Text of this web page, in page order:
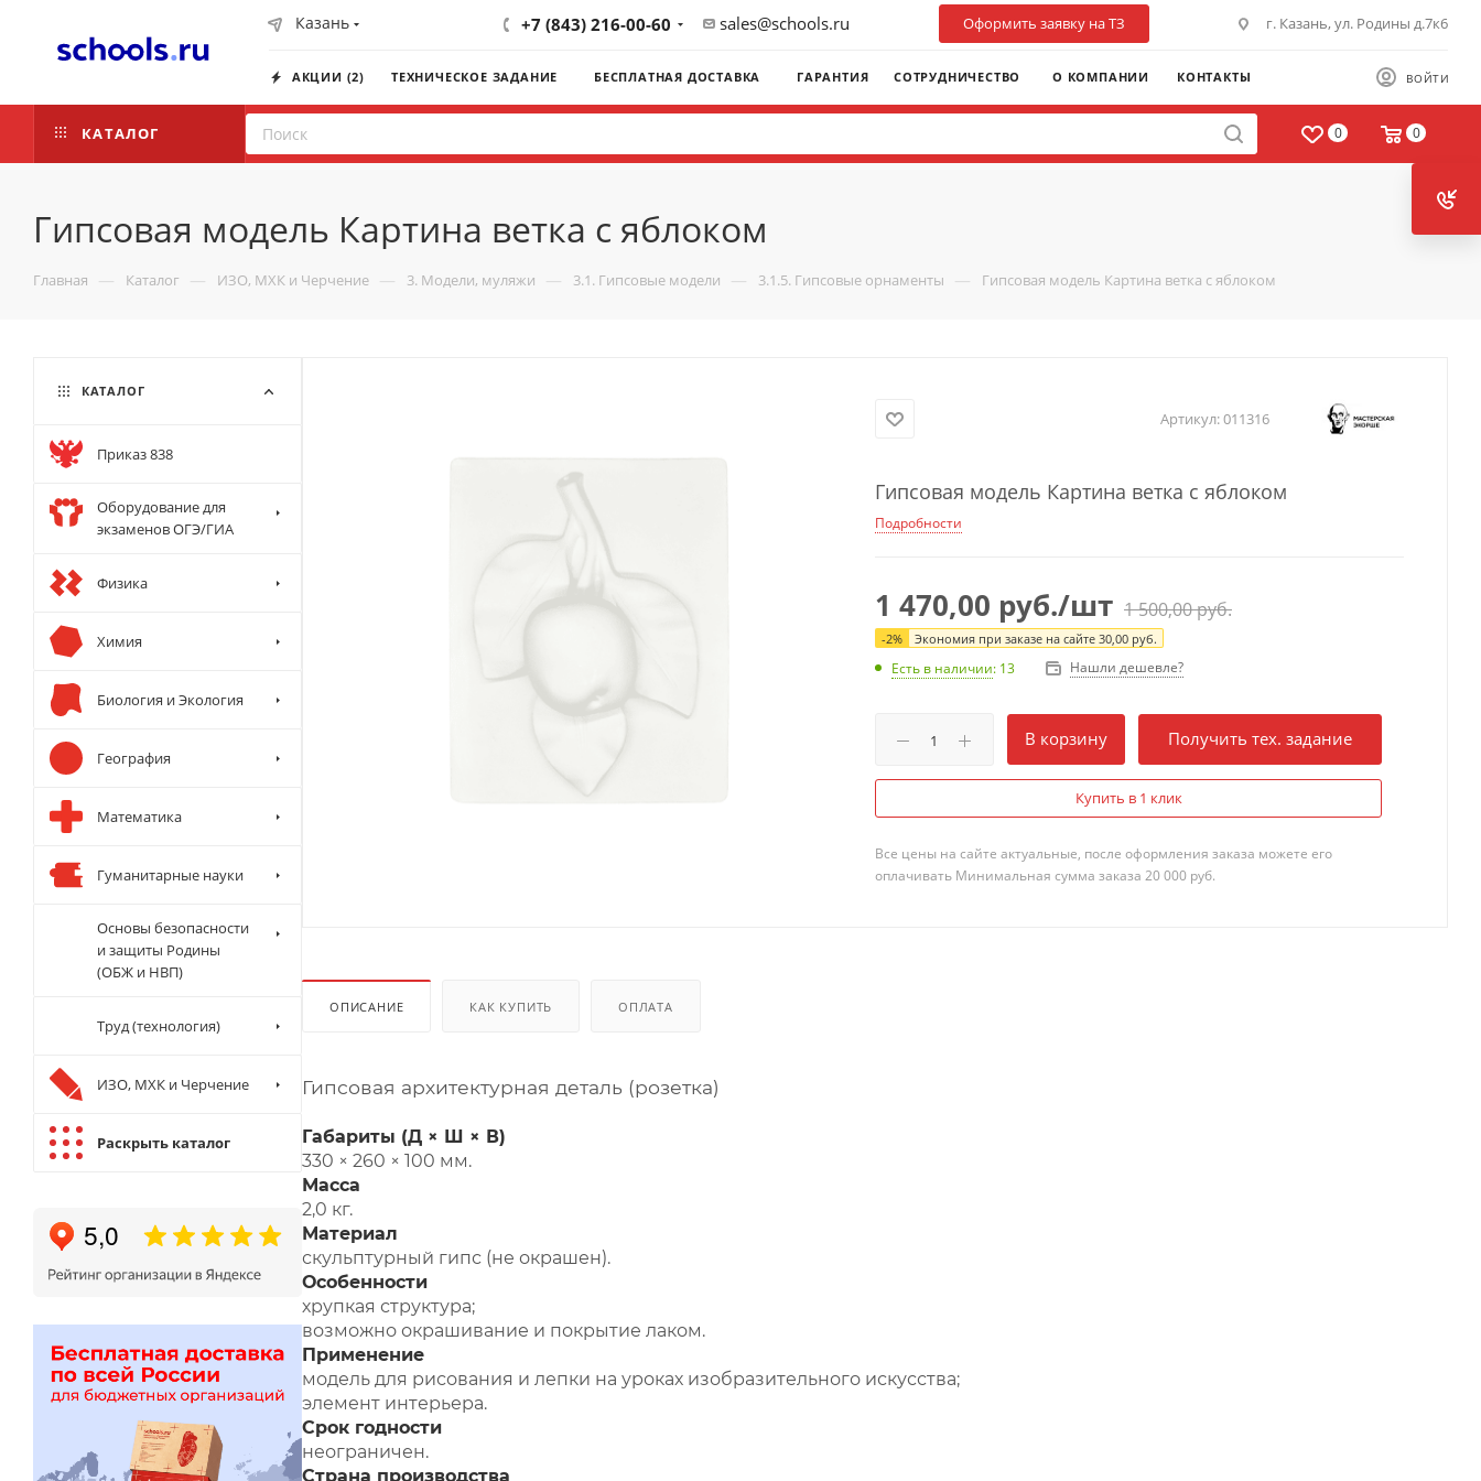
Казань +7 (843) 216-00-60 sales@schools.ru Оформить заявку на ТЗ г. Казань, ул. Родины д.7к6
ВОЙТИ
АКЦИИ (2) ТЕХНИЧЕСКОЕ ЗАДАНИЕ БЕСПЛАТНАЯ ДОСТАВКА ГАРАНТИЯ СОТРУДНИЧЕСТВО О КОМПАНИИ КОНТАКТЫ
0 0
КАТАЛОГ
Гипсовая модель Картина ветка с яблоком
Главная — Каталог — ИЗО, МХК и Черчение — 3. Модели, муляжи — 3.1. Гипсовые модели — 3.1.5. Гипсовые орнаменты — Гипсовая модель Картина ветка с яблоком
Артикул:011316
Гипсовая модель Картина ветка с яблоком
Подробности
1 470,00 руб./шт 1 500,00руб.
-2% Экономия при заказе на сайте 30,00 руб.
Есть в наличии: 13 Нашли дешевле?
В корзину Получить тех. задание
Купить в 1 клик
Все цены на сайте актуальные, после оформления заказа можете его
оплачивать Минимальная сумма заказа 20 000 руб.
ОПИСАНИЕ КАК КУПИТЬ ОПЛАТА
Гипсовая архитектурная деталь (розетка)
Габариты (Д × Ш × В)
330 × 260 × 100 мм.
Масса
2,0 кг.
Материал
скульптурный гипс (не окрашен).
Особенности
хрупкая структура;
возможно окрашивание и покрытие лаком.
Применение
модель для рисования и лепки на уроках изобразительного искусства;
элемент интерьера.
Срок годности
неограничен.
Страна производства
КАТАЛОГ
Приказ 838
Оборудование для
экзаменов ОГЭ/ГИА
Физика
Химия
Биология и Экология
География
Математика
Гуманитарные науки
Основы безопасности
и защиты Родины
(ОБЖ и НВП)
Труд (технология)
ИЗО, МХК и Черчение
Раскрыть каталог